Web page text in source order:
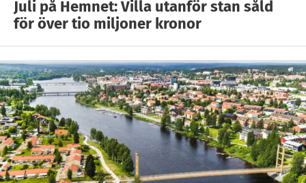
Juli på Hemnet: Villa utanför stan såld
för över tio miljoner kronor